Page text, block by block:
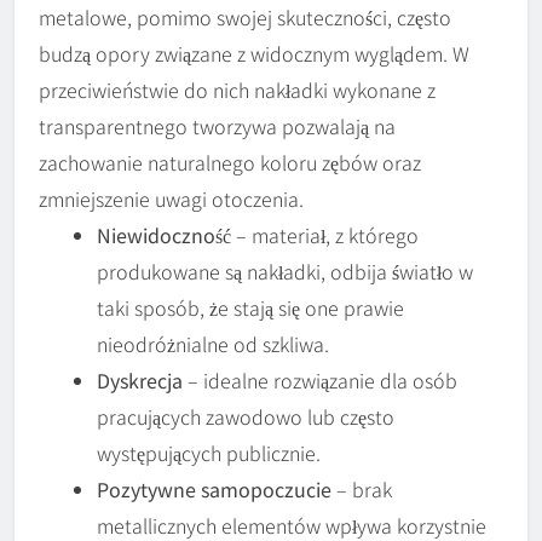
metalowe, pomimo swojej skuteczności, często
budzą opory związane z widocznym wyglądem. W
przeciwieństwie do nich nakładki wykonane z
transparentnego tworzywa pozwalają na
zachowanie naturalnego koloru zębów oraz
zmniejszenie uwagi otoczenia.
Niewidoczność– materiał, z którego
produkowane są nakładki, odbija światło w
taki sposób, że stają się one prawie
nieodróżnialne od szkliwa.
Dyskrecja – idealne rozwiązanie dla osób
pracujących zawodowo lub często
występujących publicznie.
Pozytywne samopoczucie– brak
metallicznych elementów wpływa korzystnie